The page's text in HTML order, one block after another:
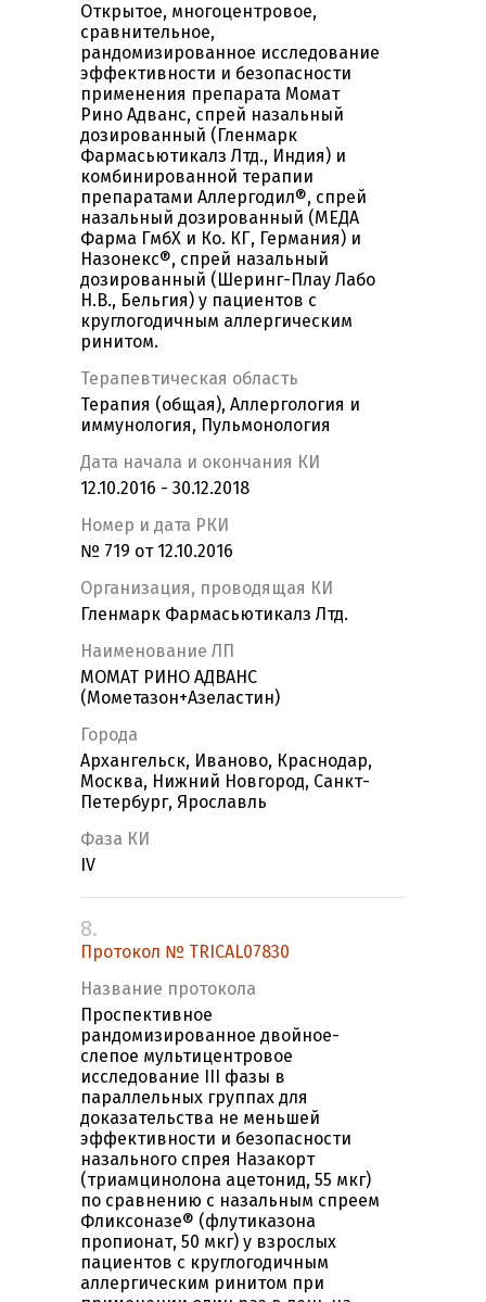
Открытое, многоцентровое,
сравнительное,
рандомизированное исследование
эффективности и безопасности
применения препарата Момат
Рино Адванс, спрей назальный
дозированный (Гленмарк
Фармасьютикалз Лтд., Индия) и
комбинированной терапии
препаратами Аллергодил®, спрей
назальный дозированный (МЕДА
Фарма ГмбХ и Ко. КГ, Германия) и
Назонекс®, спрей назальный
дозированный (Шеринг-Плау Лабо
Н.В., Бельгия) у пациентов с
круглогодичным аллергическим
ринитом.
Терапевтическая область
Терапия (общая), Аллергология и
иммунология, Пульмонология
Дата начала и окончания КИ
12.10.2016 - 30.12.2018
Номер и дата РКИ
№ 719 от 12.10.2016
Организация, проводящая КИ
Гленмарк Фармасьютикалз Лтд.
Наименование ЛП
МОМАТ РИНО АДВАНС
(Мометазон+Азеластин)
Города
Архангельск, Иваново, Краснодар,
Москва, Нижний Новгород, Санкт-
Петербург, Ярославль
Фаза КИ
IV
8.
Протокол № TRICAL07830
Название протокола
Проспективное
рандомизированное двойное-
слепое мультицентровое
исследование III фазы в
параллельных группах для
доказательства не меньшей
эффективности и безопасности
назального спрея Назакорт
(триамцинолона ацетонид, 55 мкг)
по сравнению с назальным спреем
Фликсоназе® (флутиказона
пропионат, 50 мкг) у взрослых
пациентов с круглогодичным
аллергическим ринитом при